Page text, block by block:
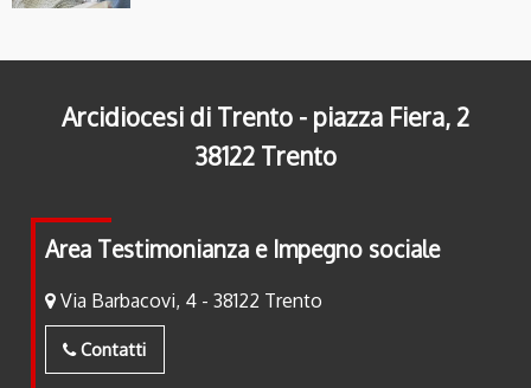
Arcidiocesi di Trento - piazza Fiera, 2
38122 Trento
Area Testimonianza e Impegno sociale
Via Barbacovi, 4 - 38122 Trento
Contatti